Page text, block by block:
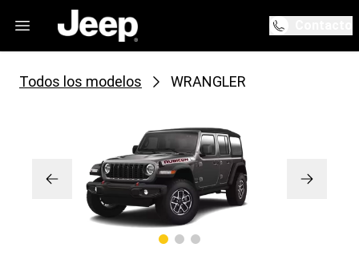
Todos los modelos WRANGLER